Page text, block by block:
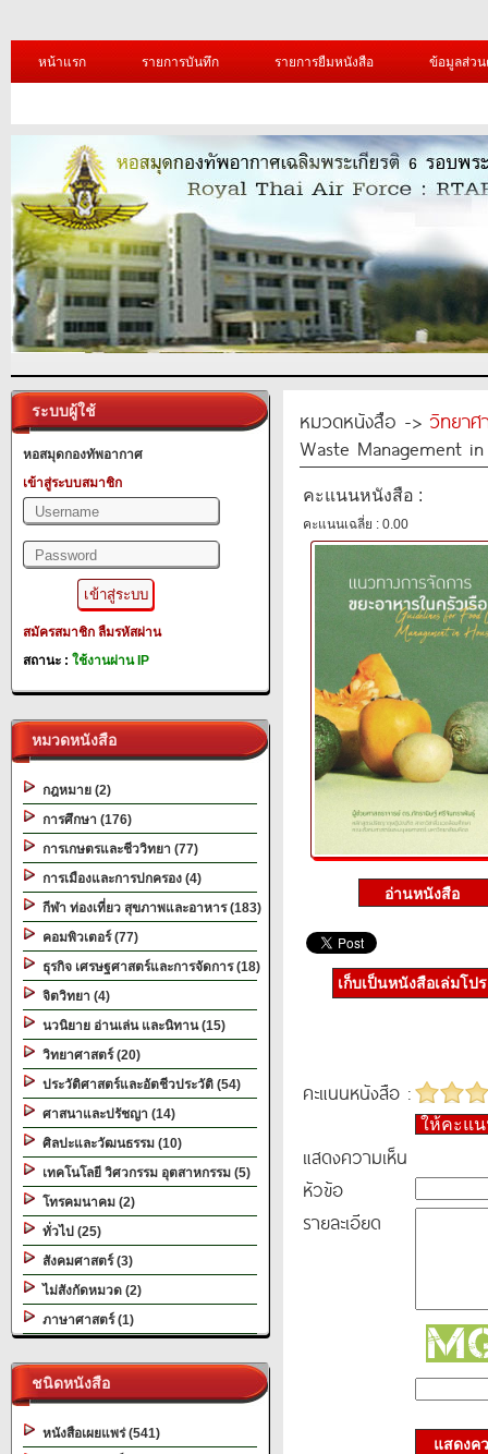
หน้าแรก รายการบันทึก รายการยืมหนังสือ ข้อมูลส่ว
ระบบผู้ใช้
หอสมุดกองทัพอากาศ
เข้าสู่ระบบสมาชิก
สมัครสมาชิก ลืมรหัสผ่าน
สถานะ : ใช้งานผ่าน IP
หมวดหนังสือ
กฎหมาย (2)
การศึกษา (176)
การเกษตรและชีววิทยา (77)
การเมืองและการปกครอง (4)
กีฬา ท่องเที่ยว สุขภาพและอาหาร (183)
คอมพิวเตอร์ (77)
ธุรกิจ เศรษฐศาสตร์และการจัดการ (18)
จิตวิทยา (4)
นวนิยาย อ่านเล่น และนิทาน (15)
วิทยาศาสตร์ (20)
ประวัติศาสตร์และอัตชีวประวัติ (54)
ศาสนาและปรัชญา (14)
ศิลปะและวัฒนธรรม (10)
เทคโนโลยี วิศวกรรม อุตสาหกรรม (5)
โทรคมนาคม (2)
ทั่วไป (25)
สังคมศาสตร์ (3)
ไม่สังกัดหมวด (2)
ภาษาศาสตร์ (1)
ชนิดหนังสือ
หนังสือเผยแพร่ (541)
หมวดหนังสือ -> วิทยาศ
Waste Management
คะแนนหนังสือ :
คะแนนเฉลี่ย : 0.00
เก็บเป็นหนังสือเล่มโป
คะแนนหนังสือ :
ให้คะแ
แสดงความเห็น
หัวข้อ
รายละเอียด
แสดงค